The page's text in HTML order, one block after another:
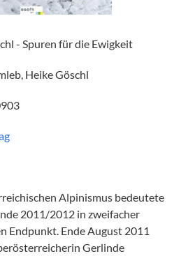
- Spuren für die Ewigkeit
Heike Göschl
Alpinismus bedeutete
2011/2012 in zweifacher
Endpunkt. Ende August 2011
Gerlinde